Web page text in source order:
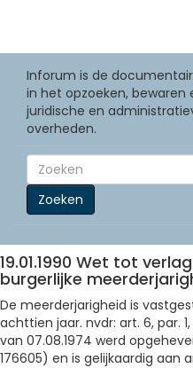
Inforum is de
in het opzoeken, bewaren
juridische en
overheden.
Zoeken
19.01.1990 Wet tot
burgerlijke
De meerderjarigheid is
achttien jaar. nvdr: art. 6, par.
van 07.08.1974 werd
176605) en is gelijkaardig aan